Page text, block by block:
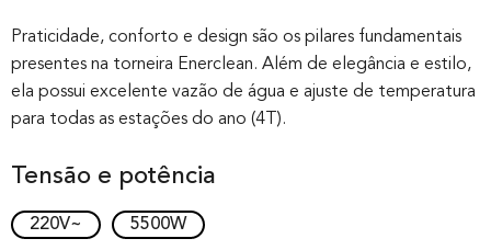
out of 0
based on
customer
Praticidade, conforto e design são os pilares fundamentais
presentes na torneira Enerclean. Além de elegância e estilo,
ela possui excelente vazão de água e ajuste de temperatura
para todas as estações do ano (4T).
Tensão e potência
220V~ 5500W